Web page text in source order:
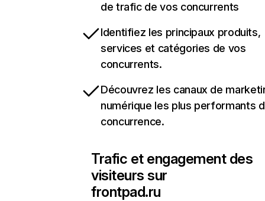
de trafic de vos concurrents
Identifiez les principaux produits,
services et catégories de vos
concurrents.
Découvrez les canaux de
numérique les plus performants
concurrence.
Trafic et engagement des
visiteurs sur
frontpad.ru